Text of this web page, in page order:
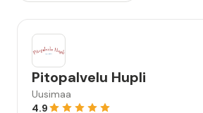
Pitopalvelu Hupli
Uusimaa
4.9